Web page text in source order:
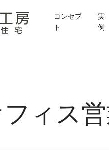
コンセプ
ト
実
例
ィス